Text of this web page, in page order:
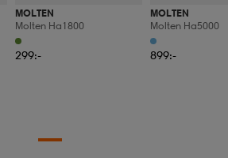
MOLTEN
Molten Ha1800
299:-
MOLTEN
Molten Ha5000
899:-